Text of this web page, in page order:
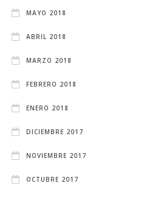
MAYO 2018
ABRIL 2018
MARZO 2018
FEBRERO 2018
ENERO 2018
DICIEMBRE 2017
NOVIEMBRE 2017
OCTUBRE 2017